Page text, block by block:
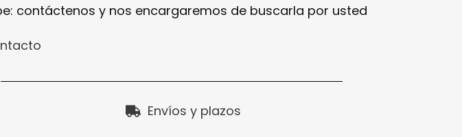
contáctenos y nos encargaremos de buscarla por usted
Envíos y plazos